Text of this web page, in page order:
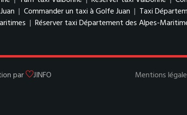
| Commander un taxi à Golfe Juan | Taxi
| Réserver taxi Département des Alpes-
par JINFO Mentions